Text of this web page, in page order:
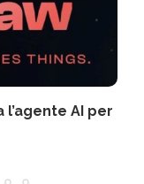
l’agente AI per